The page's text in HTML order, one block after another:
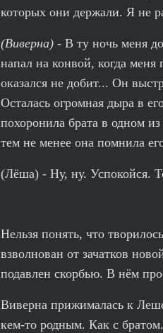
которых они держали. Я не
(Виверна) - В ту ночь меня
напал на конвой, когда
оказался не добит... Он
Осталась огромная дыра в
похоронила брата в одном
тем не менее она помнила
(Лёша) - Ну, ну. Успокойся.
Нельзя понять, что
взволнован от зачатков
подавлен скорбью. В нём
Виверна прижималась к
кем-то родным. Как с